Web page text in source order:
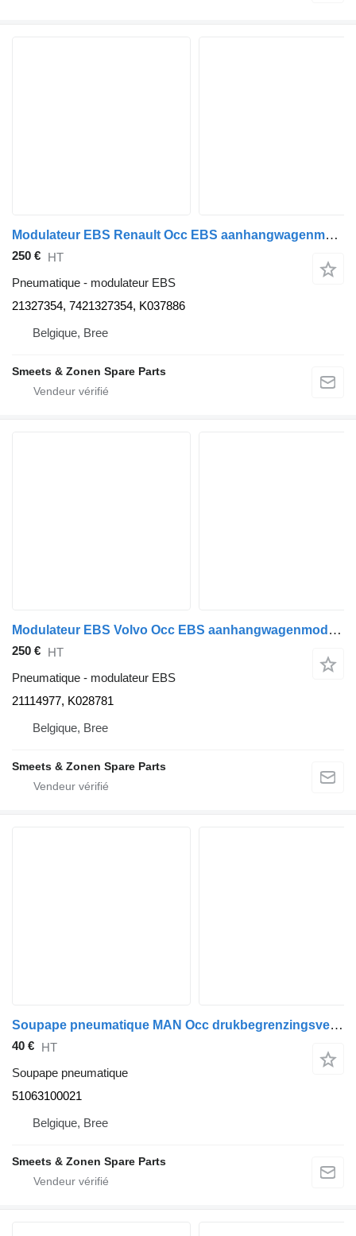
Modulateur EBS Renault Occ EBS aanhangwagenmodulator 21327354 pour camion
250 € HT
Pneumatique - modulateur EBS
21327354, 7421327354, K037886
Belgique, Bree
Smeets & Zonen Spare Parts
Modulateur EBS Volvo Occ EBS aanhangwagenmodulator 21114977 pour camion
250 € HT
Pneumatique - modulateur EBS
21114977, K028781
Belgique, Bree
Smeets & Zonen Spare Parts
Soupape pneumatique MAN Occ drukbegrenzingsventiel D2676 51063100021 pour camion
40 € HT
Soupape pneumatique
51063100021
Belgique, Bree
Smeets & Zonen Spare Parts